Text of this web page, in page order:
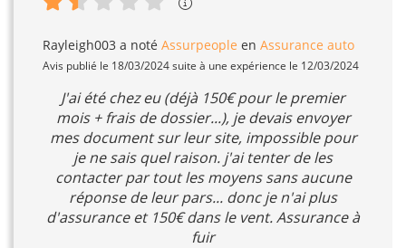
Rayleigh003 a noté Assurpeople en Assurance auto
Avis publié le 18/03/2024 suite à une expérience le 12/03/2024
J'ai été chez eu (déjà 150€ pour le premier
mois + frais de dossier...), je devais envoyer
mes document sur leur site, impossible pour
je ne sais quel raison. j'ai tenter de les
contacter par tout les moyens sans aucune
réponse de leur pars... donc je n'ai plus
d'assurance et 150€ dans le vent. Assurance à
fuir